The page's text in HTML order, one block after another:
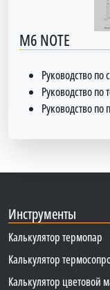
M6 NOTE
Руководство по
Руководство
Руководство
Инструменты
Калькулятор термопар
Калькулятор
Калькулятор цветовой